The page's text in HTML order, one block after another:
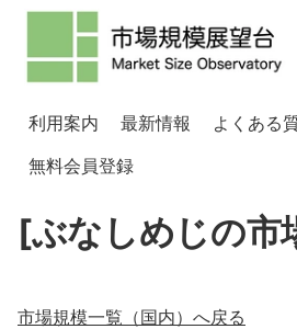
利用案内 最新情報 よくある
無料会員登録
[ぶなしめじの市
市場規模一覧（国内）へ戻る